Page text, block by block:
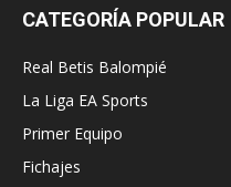
CATEGORÍA POPULAR
Real Betis Balompié
La Liga EA Sports
Primer Equipo
Fichajes